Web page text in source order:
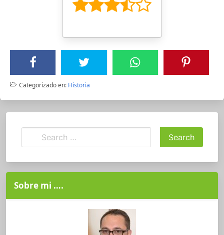
Categorizado en: Historia
Sobre mi ….